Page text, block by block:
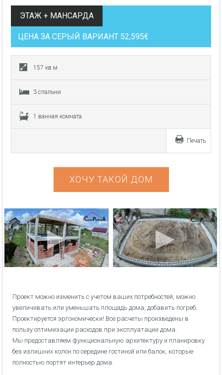
ЭТАЖ + МАНСАРДА
ЦЕНА ЗА СЕРЫЙ ВАРИАНТ 52,595€
157 кв.м
3 спальни
1 ванная комната
Печать
ХОЧУ ТАКОЙ ДОМ
Проект можно изменить с учетом ваших потребностей, можно
увеличивать или уменьшать площадь дома, добавить погреб.
Проектируется эргономически! Все расчеты произведены в
пользу оптимизации расходов при эксплуатации дома.
Мы предоставляем функциональную архитектуру и планировку
без излишних колон по середине гостиной или балок, которые
полностью портят интерьер дома.